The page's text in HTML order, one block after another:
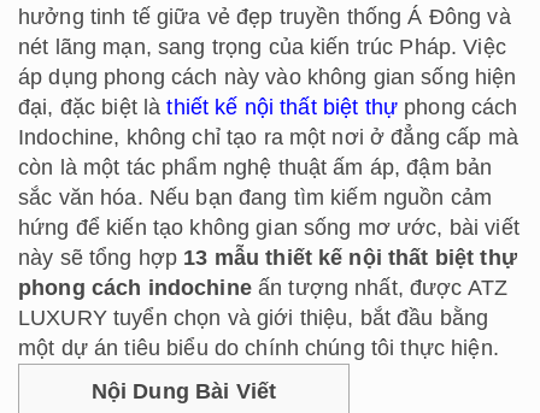
hưởng tinh tế giữa vẻ đẹp truyền thống Á Đông và
nét lãng mạn, sang trọng của kiến trúc Pháp. Việc
áp dụng phong cách này vào không gian sống hiện
đại, đặc biệt làthiết kế nội thất biệt thự phong cách
Indochine, không chỉ tạo ra một nơi ở đẳng cấp mà
còn là một tác phẩm nghệ thuật ấm áp, đậm bản
sắc văn hóa. Nếu bạn đang tìm kiếm nguồn cảm
hứng để kiến tạo không gian sống mơ ước, bài viết
này sẽ tổng hợp 13 mẫu thiết kế nội thất biệt thự
phong cách indochineấn tượng nhất, được ATZ
LUXURY tuyển chọn và giới thiệu, bắt đầu bằng
một dự án tiêu biểu do chính chúng tôi thực hiện.
Nội Dung Bài Viết